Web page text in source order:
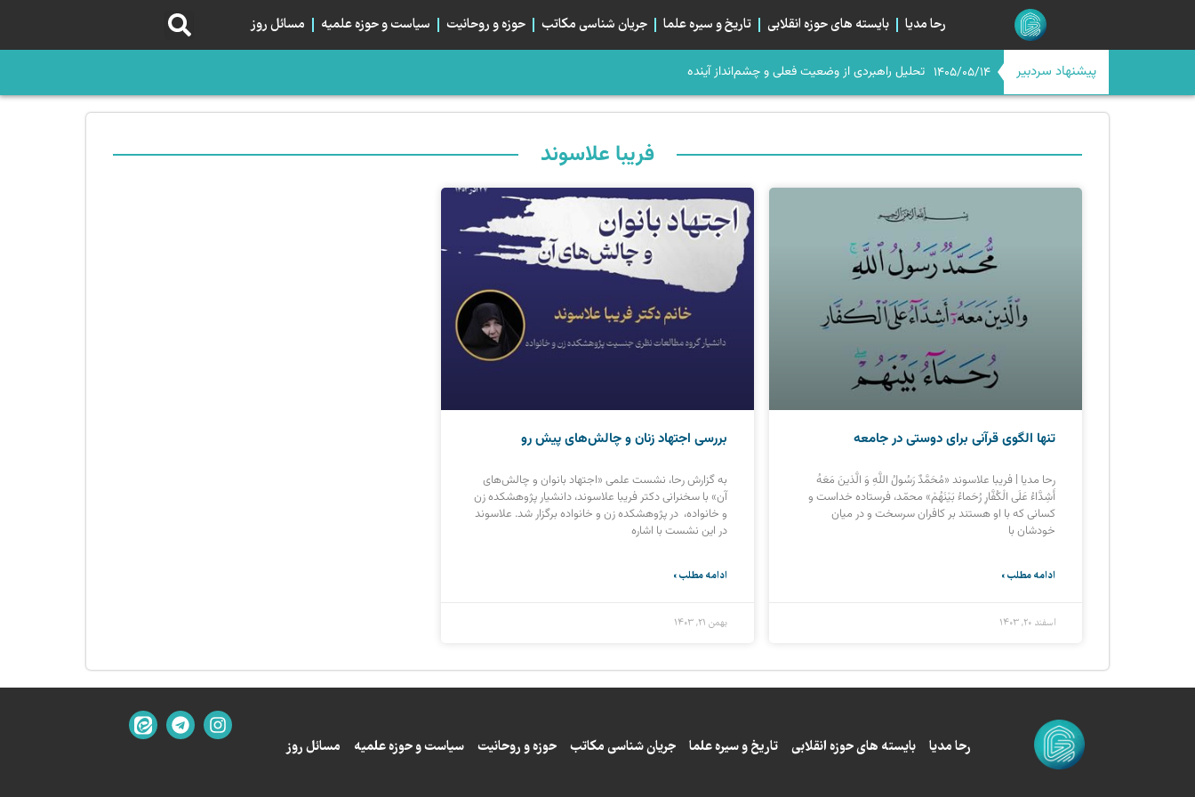
رحا مدیا بایسته های حوزه انقلابی تاریخ و سیره علما جریان شناسی مکاتب حوزه و روحانیت سیاست و حوزه علمیه مسائل روز
پیشنهاد سردبیر 1405/05/14 تحلیل راهبردی از وضعیت فعلی و چشم‌انداز آینده
رمزگشایی از صراط جدید مقاومت چرا پیام رهبر انقلاب، پایانِ «فقهِ انزوا» و آغازِ «الهیاتِ...
میانِ «مسیر» و «میدان»؛ خیابان اربعین و خیابان ایران، دو قطبی یا دو روی یک...
اربعین در آستانه چله چهارم؛ تبلور هم‌بستگی استراتژیک شیعیان
اگر امام حسن(ع) امروز بود، صلح می‌کرد؟
فریبا علاسوند
تنها الگوی قرآنی برای دوستی در جامعه
رحا مدیا | فریبا علاسوند «مُحَمَّدٌ رَسُولُ اللَّهِ وَ الَّذینَ مَعَهُ
أَشِدَّاءُ عَلَى الْکُفَّارِ رُحَماءُ بَیْنَهُمْ» محمّد، فرستاده خداست و
کسانی که با او هستند بر کافران سرسخت و در میان
خودشان با
ادامه مطلب »
اسفند ۲۰, ۱۴۰۳
بررسی اجتهاد زنان و چالش‌های پیش رو
به گزارش رحا، نشست علمی «اجتهاد بانوان و چالش‌های
آن» با سخنرانی دکتر فریبا علاسوند، دانشیار پژوهشکده زن
و خانواده، در پژوهشکده زن و خانواده برگزار شد. علاسوند
در این نشست با اشاره
ادامه مطلب »
بهمن ۲۱, ۱۴۰۳
رحا مدیا بایسته های حوزه انقلابی تاریخ و سیره علما جریان شناسی مکاتب حوزه و روحانیت سیاست و حوزه علمیه مسائل روز